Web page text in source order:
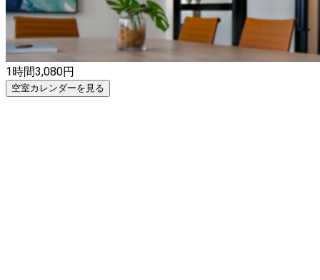
1時間3,080円
空室カレンダーを見る